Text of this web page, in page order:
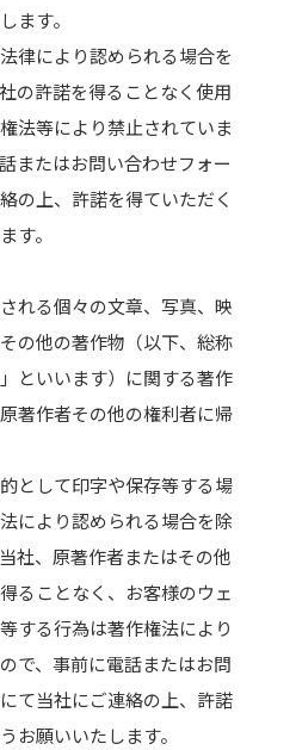
ます。
律により認められる場合を
の許諾を得ることなく使用
法等により禁止されていま
またはお問い合わせフォー
の上、許諾を得ていただく
す。
れる個々の文章、写真、映
の他の著作物（以下、総称
といいます）に関する著作
著作者その他の権利者に帰
として印字や保存等する場
により認められる場合を除
社、原著作者またはその他
ることなく、お客様のウェ
する行為は著作権法により
で、事前に電話またはお問
て当社にご連絡の上、許諾
お願いいたします。